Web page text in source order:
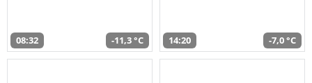
08:32 -11,3 °C 14:20 -7,0 °C